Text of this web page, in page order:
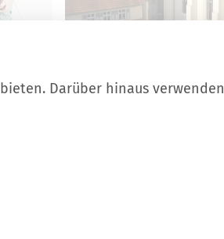
Darüber hinaus verwenden